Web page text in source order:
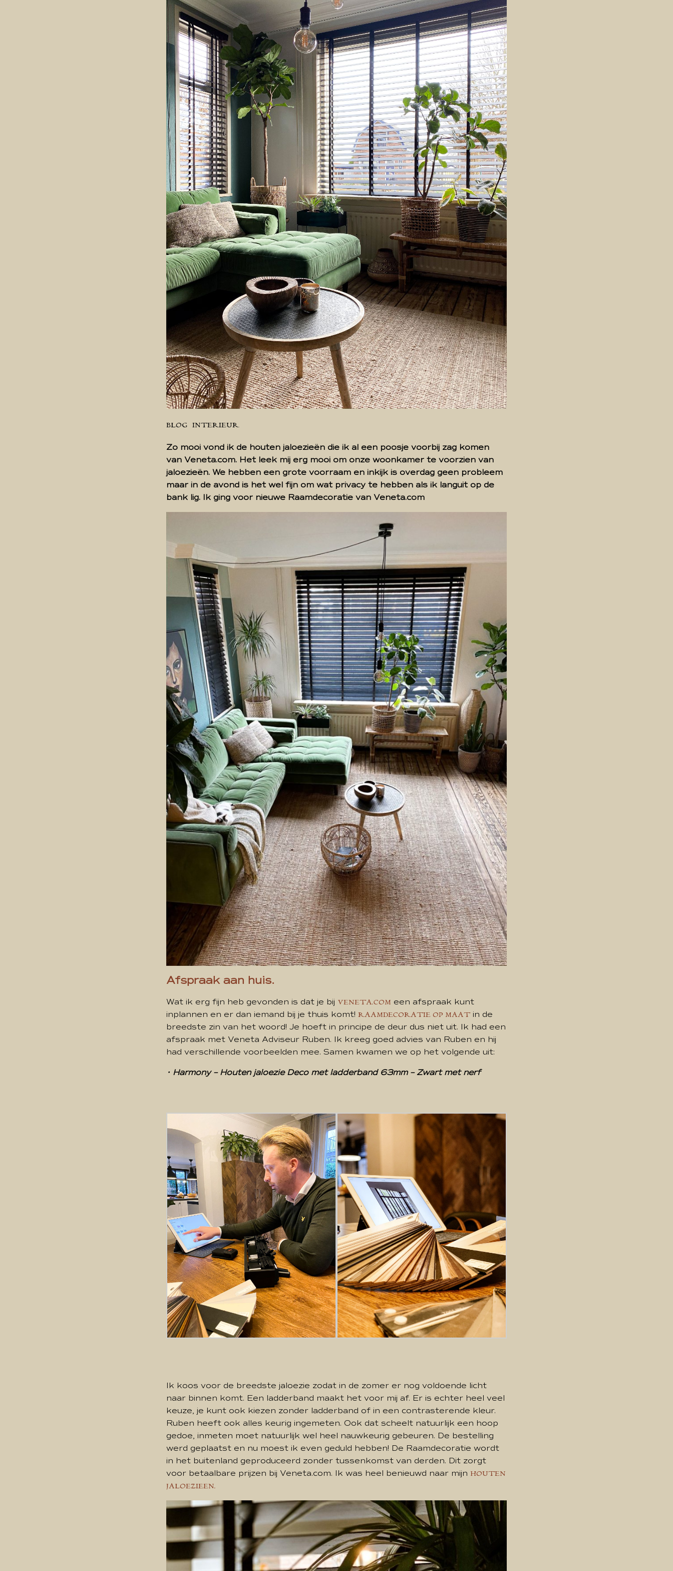
BLOG INTERIEUR
Zo mooi vond ik de houten jaloezieën die ik al een poosje voorbij zag komen
van Veneta.com. Het leek mij erg mooi om onze woonkamer te voorzien van
jaloezieën. We hebben een grote voorraam en inkijk is overdag geen probleem
maar in de avond is het wel fijn om wat privacy te hebben als ik languit op de
bank lig. Ik ging voor nieuwe Raamdecoratie van Veneta.com
Afspraak aan huis.
Wat ik erg fijn heb gevonden is dat je bij VENETA.COM een afspraak kunt
inplannen en er dan iemand bij je thuis komt!RAAMDECORATIE OP MAATin de
breedste zin van het woord! Je hoeft in principe de deur dus niet uit. Ik had een
afspraak met Veneta Adviseur Ruben. Ik kreeg goed advies van Ruben en hij
had verschillende voorbeelden mee. Samen kwamen we op het volgende uit:
• Harmony – Houten jaloezie Deco met ladderband 63mm – Zwart met nerf
Ik koos voor de breedste jaloezie zodat in de zomer er nog voldoende licht
naar binnen komt. Een ladderband maakt het voor mij af. Er is echter heel veel
keuze, je kunt ook kiezen zonder ladderband of in een contrasterende kleur.
Ruben heeft ook alles keurig ingemeten. Ook dat scheelt natuurlijk een hoop
gedoe, inmeten moet natuurlijk wel heel nauwkeurig gebeuren. De bestelling
werd geplaatst en nu moest ik even geduld hebben! De Raamdecoratie wordt
in het buitenland geproduceerd zonder tussenkomst van derden. Dit zorgt
voor betaalbare prijzen bij Veneta.com. Ik was heel benieuwd naar mijn HOUTEN
JALOEZIEËN.